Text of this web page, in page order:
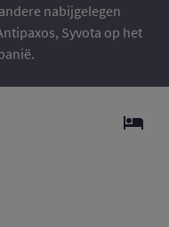
nabijgelegen
Syvota op het